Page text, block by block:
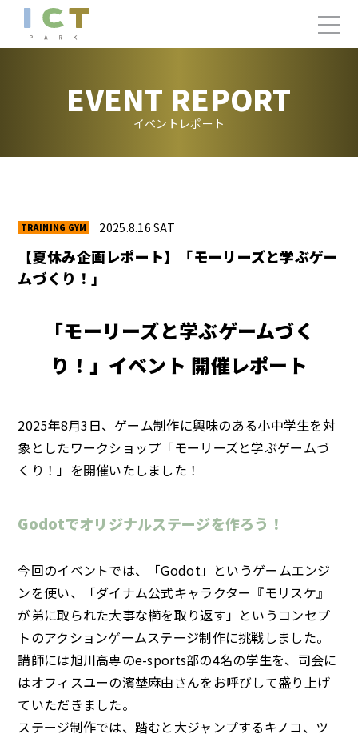
EVENT REPORT
イベントレポート
2025.8.16 SAT
【夏休み企画レポート】「モーリーズと学ぶゲー
ムづくり！」
「モーリーズと学ぶゲームづく
り！」イベント 開催レポート
2025年8月3日、ゲーム制作に興味のある小中学生を対
象としたワークショップ「モーリーズと学ぶゲームづ
くり！」を開催いたしました！
Godotでオリジナルステージを作ろう！
今回のイベントでは、「Godot」というゲームエンジ
ンを使い、「ダイナム公式キャラクター『モリスケ』
が弟に取られた大事な櫛を取り返す」というコンセプ
トのアクションゲームステージ制作に挑戦しました。
講師には旭川高専のe-sports部の4名の学生を、司会に
はオフィスユーの濱埜麻由さんをお呼びして盛り上げ
ていただきました。
ステージ制作では、踏むと大ジャンプするキノコ、ツ